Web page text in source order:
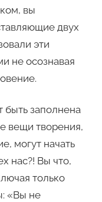
вы
двух
эти
не осознавая
быть заполнена
вещи творения,
могут начать
нас?! Вы что,
только
«Вы не